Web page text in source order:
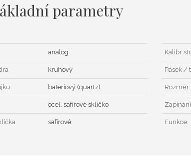
parametry
analog
kruhový
bateriový (quartz)
ocel, safírové sklíčko
safírové
Kalibr
Pásek /
Rozměr
Funkce